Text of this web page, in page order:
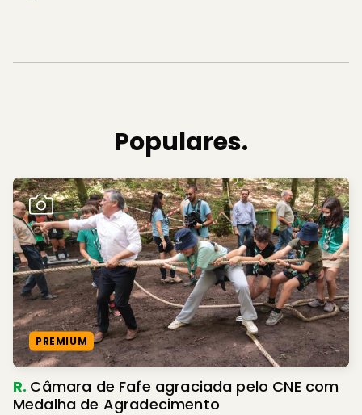
Populares.
PREMIUM
R. Câmara de Fafe agraciada pelo CNE com
Medalha de Agradecimento